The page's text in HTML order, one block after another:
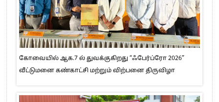
கோவையில் ஆக.7 ல் துவக்குகிறது “ஃபேர்ப்ரோ 2026”
வீட்டுமனை கண்காட்சி மற்றும் விற்பனை திருவிழா